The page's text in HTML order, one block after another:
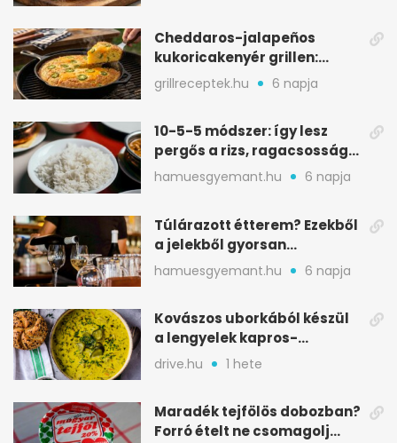
Cheddaros-jalapeños
kukoricakenyér grillen:
ropogós alj, puha belső
grillreceptek.hu 6 napja
10-5-5 módszer: így lesz
pergős a rizs, ragacsosság
nélkül
hamuesgyemant.hu 6 napja
Túlárazott étterem? Ezekből
a jelekből gyorsan
észreveheted
hamuesgyemant.hu 6 napja
Kovászos uborkából készül
a lengyelek kapros-
savanykás levese
drive.hu 1 hete
Maradék tejfölös dobozban?
Forró ételt ne csomagolj